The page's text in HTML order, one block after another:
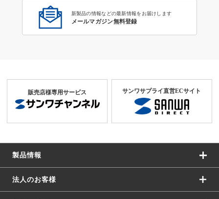
新製品の情報などの最新情報をお届けします
メールマガジン無料登録
販売店様専用サービス サンワサプライ直営ECサイト
製品情報
法人のお客様